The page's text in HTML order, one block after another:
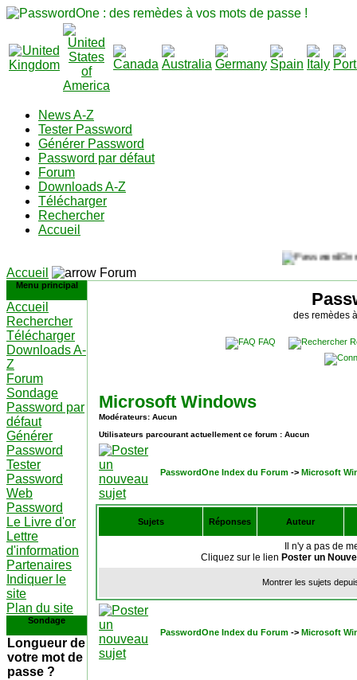
News A-Z
Tester Password
Générer Password
Password par défaut
Forum
Downloads A-Z
Télécharger
Rechercher
Accueil
Accueil Forum
Menu principal
Accueil
Rechercher
Télécharger
Downloads A-
Z
Forum
Sondage
Password par
défaut
Générer
Password
Tester
Password
Web
Password
Le Livre d'or
Lettre
d'information
Partenaires
Indiquer le
site
Plan du site
Sondage
Longueur de
votre mot de
passe ?
des remèdes
FAQ
Microsoft Windows
Modérateurs: Aucun
Utilisateurs parcourant actuellement ce forum : Aucun
PasswordOne Index du Forum -> Microsoft
Sujets Réponses Auteur
Il n'y a pas de
Cliquez sur le lien Poster un
Montrer les sujets
PasswordOne Index du Forum -> Microsoft